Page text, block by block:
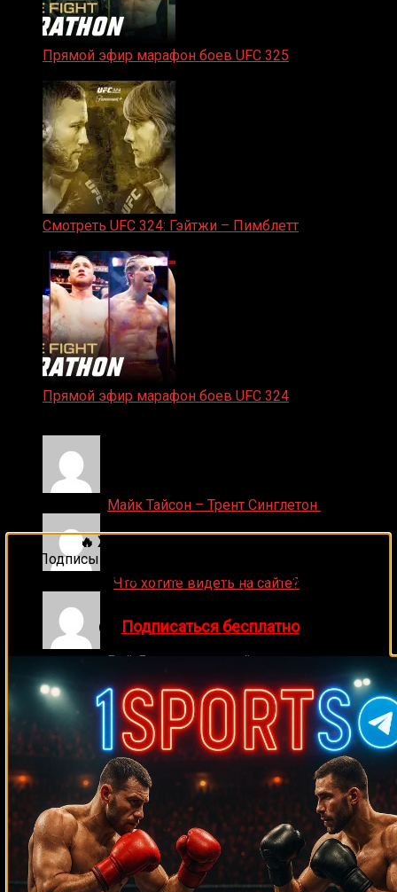
Прямой эфир марафон боев UFC 325
Смотреть UFC 324: Гэйтжи – Пимблетт
Прямой эфир марафон боев UFC 324
Майк Тайсон – Трент Синглетон
Что хотите видеть на сайте?
Денис onРой Джонс-младший
Ляяляляляояо on Смотреть UFC 324: Гэйтжи –
Пимблетт
Medik onСмотреть UFC 322 Делла Маддалена –
Махачев
Случайные боксеры
🔥 Хочешь зарабатывать на спорте?
Подписывайся на наш Telegram-канал
прогнозы на единоборства и другие виды спорта
каждый день!
👉 Подписаться бесплатно